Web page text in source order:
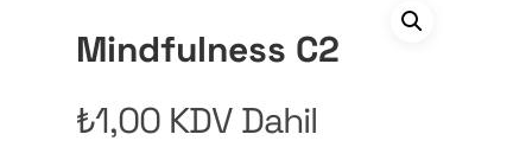
Mindfulness C2
₺1,00 KDV Dahil